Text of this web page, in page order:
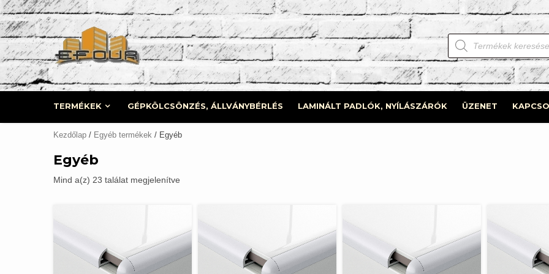
Skip
to
content
Products
search
TERMÉKEK GÉPKÖLCSÖNZÉS, ÁLLVÁNYBÉRLÉS LAMINÁLT PADLÓK, NYÍLÁSZÁRÓK ÜZENET
Kezdőlap / Egyéb termékek / Egyéb
Egyéb
Mind a(z) 23 találat megjelenítve